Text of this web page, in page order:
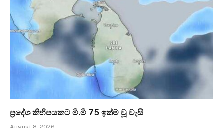
ප්‍රදේශ කිහිපයකට මි.මී 75 ඉක්ම වූ වැසි